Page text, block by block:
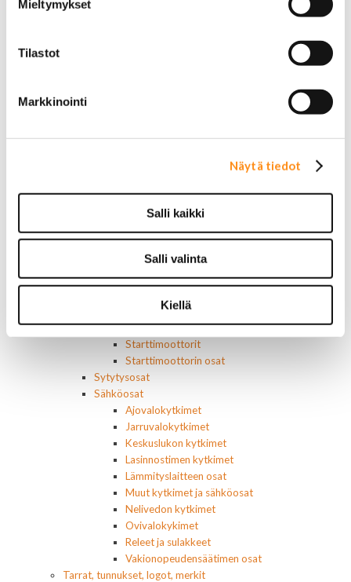
Mieltymykset
Tilastot
Markkinointi
Näytä tiedot
Salli kaikki
Salli valinta
Kiellä
Etuvastukset
Kennot
Kompressorit ja osat
Käyttöpaneelit / kytkimet
Moottorit
Ilmastoinnin osat
Startit ja startin osat
Starttimoottorit
Starttimoottorin osat
Sytytysosat
Sähköosat
Ajovalokytkimet
Jarruvalokytkimet
Keskuslukon kytkimet
Lasinnostimen kytkimet
Lämmityslaitteen osat
Muut kytkimet ja sähköosat
Nelivedon kytkimet
Ovivalokykimet
Releet ja sulakkeet
Vakionopeudensäätimen osat
Tarrat, tunnukset, logot, merkit